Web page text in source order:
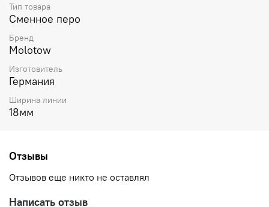
Тип товара
Сменное перо
Бренд
Molotow
Изготовитель
Германия
Ширина линии
18мм
Отзывы
Отзывов еще никто не оставлял
Написать отзыв